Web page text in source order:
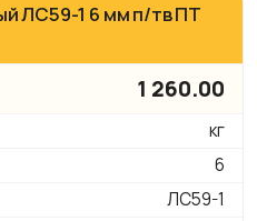
ЛС59-1 6 мм п/тв ПТ
1 260.00
кг
6
ЛС59-1